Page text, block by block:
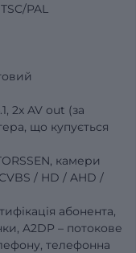
PAL
2x AV out (за
що купується
камери
CVBS / HD / AHD /
абонента,
A2DP – потокове
телефонна